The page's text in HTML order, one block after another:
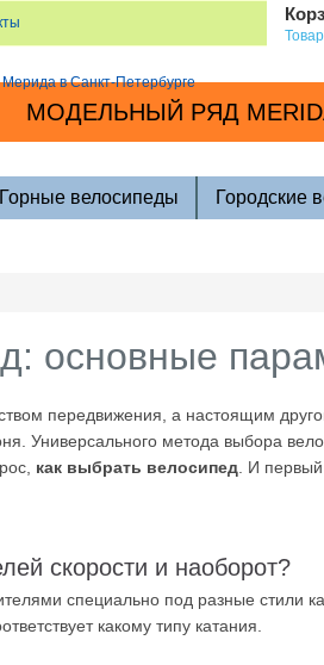
МОДЕЛЬНЫЙ РЯД
Горные велосипеды Городские
основные
передвижения, а настоящим
Универсального метода выбора
как выбрать велосипед . И
скорости и наоборот?
специально под разные стили
какому типу катания.